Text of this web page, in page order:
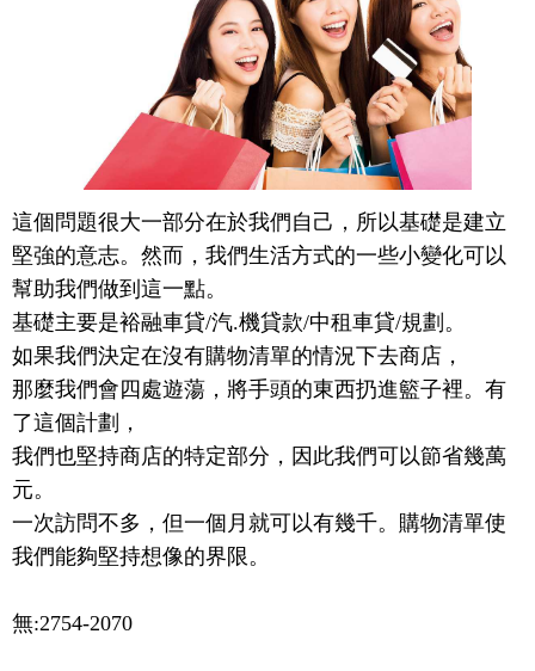
這個問題很大一部分在於我們自己，所以基礎是建立
堅強的意志。然而，我們生活方式的一些小變化可以
幫助我們做到這一點。
基礎主要是裕融車貸/汽.機貸款/中租車貸/規劃。
如果我們決定在沒有購物清單的情況下去商店，
那麼我們會四處遊蕩，將手頭的東西扔進籃子裡。有
了這個計劃，
我們也堅持商店的特定部分，因此我們可以節省幾萬
元。
一次訪問不多，但一個月就可以有幾千。購物清單使
我們能夠堅持想像的界限。
無:2754-2070